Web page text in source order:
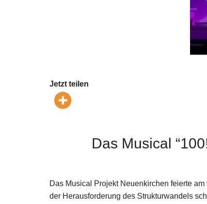
Jetzt teilen
Das Musical
Das Musical Projekt Neuenkirchen feierte
der Herausforderung des Strukturwandels